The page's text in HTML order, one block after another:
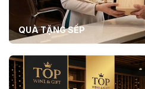
QUÀ TẶNG SẾP